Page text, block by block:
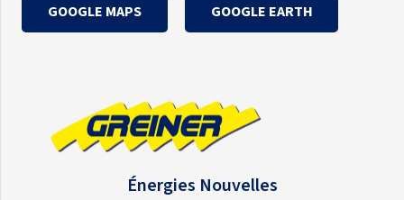
GOOGLE MAPS GOOGLE EARTH
Énergies Nouvelles